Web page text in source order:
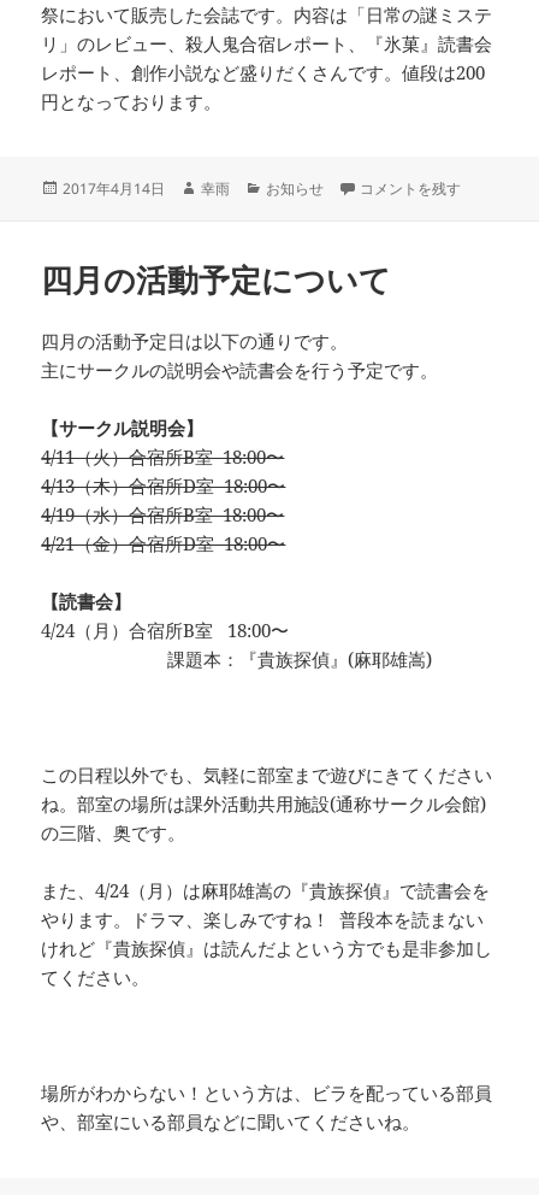
祭において販売した会誌です。内容は「日常の謎ミステ
リ」のレビュー、殺人鬼合宿レポート、『氷菓』読書会
レポート、創作小説など盛りだくさんです。値段は200
円となっております。
投
2017年4月14日
作
幸雨
カ
ー
お知らせ 第二十四回文学フリマ東
コメントを残す
四月の活動予定について
四月の活動予定日は以下の通りです。
主にサークルの説明会や読書会を行う予定です。
【サークル説明会】
4/11（火）合宿所B室 18:00〜
4/13（木）合宿所D室 18:00〜
4/19（水）合宿所B室 18:00〜
4/21（金）合宿所D室 18:00〜
【読書会】
4/24（月）合宿所B室 18:00〜
課題本：『貴族探偵』(麻耶雄嵩)
この日程以外でも、気軽に部室まで遊びにきてください
ね。部室の場所は課外活動共用施設(通称サークル会館)
の三階、奥です。
また、4/24（月）は麻耶雄嵩の『貴族探偵』で読書会を
やります。ドラマ、楽しみですね！ 普段本を読まない
けれど『貴族探偵』は読んだよという方でも是非参加し
てください。
場所がわからない！という方は、ビラを配っている部員
や、部室にいる部員などに聞いてくださいね。